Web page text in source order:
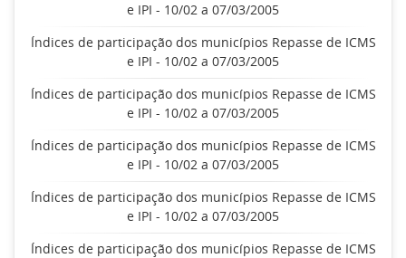
e IPI - 10/02 a 07/03/2005
Índices de participação dos municípios Repasse de ICMS
e IPI - 10/02 a 07/03/2005
Índices de participação dos municípios Repasse de ICMS
e IPI - 10/02 a 07/03/2005
Índices de participação dos municípios Repasse de ICMS
e IPI - 10/02 a 07/03/2005
Índices de participação dos municípios Repasse de ICMS
e IPI - 10/02 a 07/03/2005
Índices de participação dos municípios Repasse de ICMS